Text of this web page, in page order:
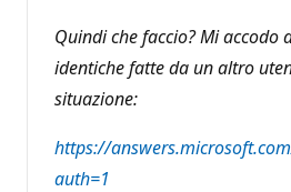
Quindi che faccio? Mi accodo
identiche fatte da un altro
situazione:
https://
auth=1